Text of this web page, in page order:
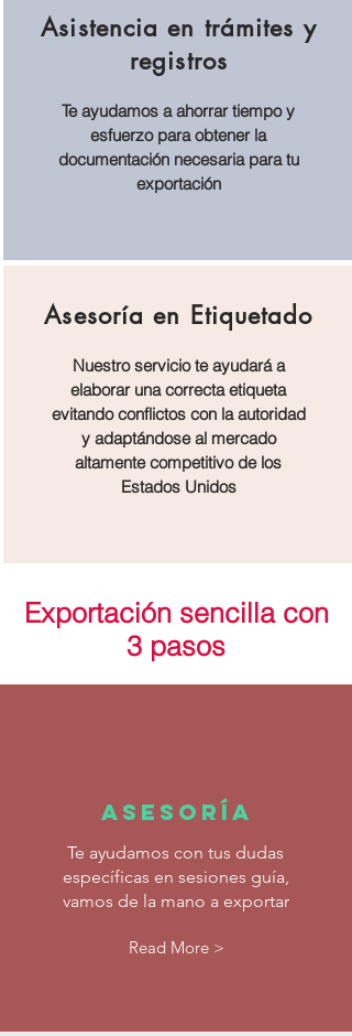
Asistencia en trámites y
registros
Te ayudamos a ahorrar tiempo y
esfuerzo para obtener la
documentación necesaria para tu
exportación
Asesoría en Etiquetado
Nuestro servicio te ayudará a
elaborar una correcta etiqueta
evitando conflictos con la autoridad
y adaptándose al mercado
altamente competitivo de los
Estados Unidos
Exportación sencilla con
3 pasos
asesoría
Te ayudamos con tus dudas
específicas en sesiones guía,
vamos de la mano a exportar
Read More >